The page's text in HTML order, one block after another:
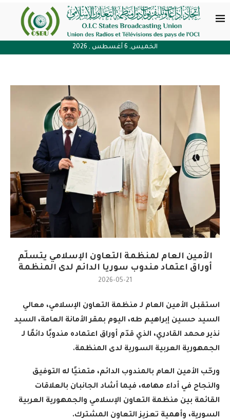
الخميس, 6 أغسطس , 2026
الأمين العام لمنظمة التعاون الإسلامي يتسلّم
أوراق اعتماد مندوب سوريا الدائم لدى المنظمة
2026-05-21
استقبل الأمين العام لـ منظمة التعاون الإسلامي، معالي
السيد حسين إبراهيم طه، اليوم بمقر الأمانة العامة، السيد
نذير محمد القادري، الذي قدّم أوراق اعتماده مندوبًا دائمًا لـ
الجمهورية العربية السورية لدى المنظمة.
ورحّب الأمين العام بالمندوب الدائم، متمنيًا له التوفيق
والنجاح في أداء مهامه، فيما أشاد الجانبان بالعلاقات
القائمة بين منظمة التعاون الإسلامي والجمهورية العربية
السورية، وأهمية تعزيز التعاون المشترك.